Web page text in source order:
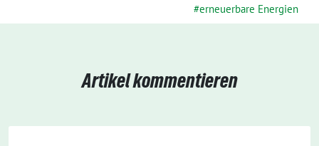
erneuerbare Energien
Artikel kommentieren